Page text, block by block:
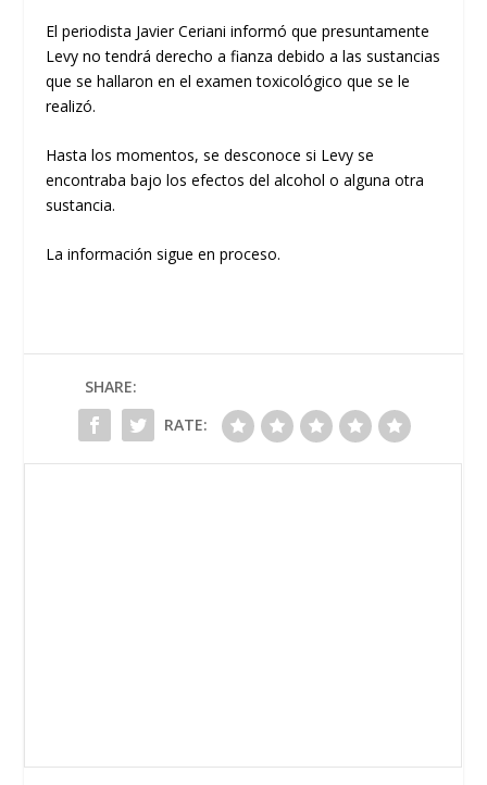
El periodista Javier Ceriani informó que presuntamente
Levy no tendrá derecho a fianza debido a las sustancias
que se hallaron en el examen toxicológico que se le
realizó.
Hasta los momentos, se desconoce si Levy se
encontraba bajo los efectos del alcohol o alguna otra
sustancia.
La información sigue en proceso.
SHARE:
RATE: